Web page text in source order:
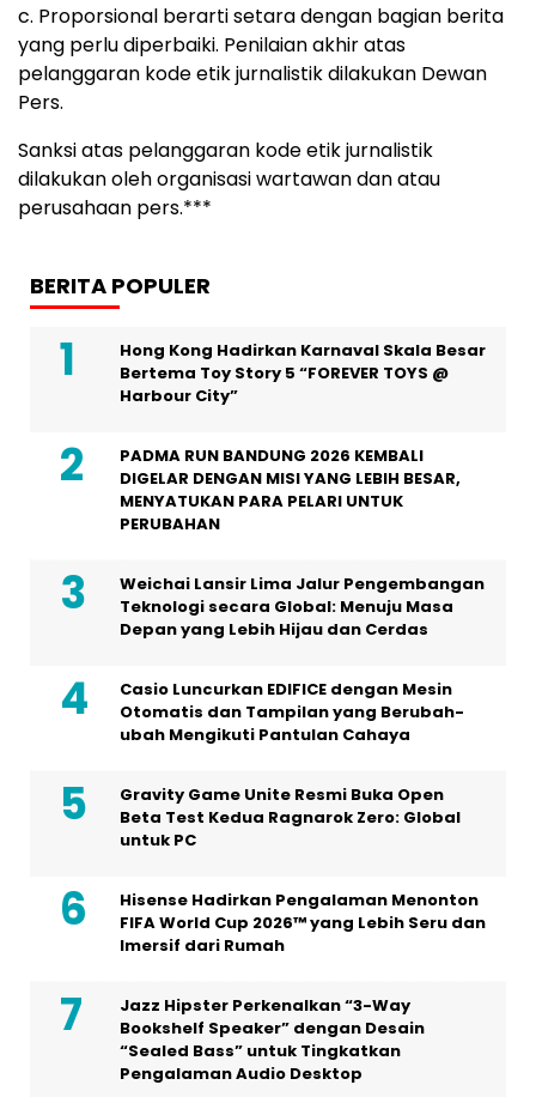
c. Proporsional berarti setara dengan bagian berita
yang perlu diperbaiki. Penilaian akhir atas
pelanggaran kode etik jurnalistik dilakukan Dewan
Pers.
Sanksi atas pelanggaran kode etik jurnalistik
dilakukan oleh organisasi wartawan dan atau
perusahaan pers.***
BERITA POPULER
Hong Kong Hadirkan Karnaval Skala Besar
Bertema Toy Story 5 “FOREVER TOYS @
Harbour City”
PADMA RUN BANDUNG 2026 KEMBALI
DIGELAR DENGAN MISI YANG LEBIH BESAR,
MENYATUKAN PARA PELARI UNTUK
PERUBAHAN
Weichai Lansir Lima Jalur Pengembangan
Teknologi secara Global: Menuju Masa
Depan yang Lebih Hijau dan Cerdas
Casio Luncurkan EDIFICE dengan Mesin
Otomatis dan Tampilan yang Berubah-
ubah Mengikuti Pantulan Cahaya
Gravity Game Unite Resmi Buka Open
Beta Test Kedua Ragnarok Zero: Global
untuk PC
Hisense Hadirkan Pengalaman Menonton
FIFA World Cup 2026™ yang Lebih Seru dan
Imersif dari Rumah
Jazz Hipster Perkenalkan “3-Way
Bookshelf Speaker” dengan Desain
“Sealed Bass” untuk Tingkatkan
Pengalaman Audio Desktop